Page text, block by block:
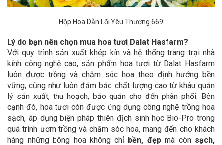
Hộp Hoa Dẫn Lối Yêu Thương 669
Lý do bạn nên chọn mua hoa tươi Dalat Hasfarm?
Với quy trình sản xuất khép kín và hệ thống trang trại nhà
kính công nghệ cao, sản phẩm hoa tươi từ Dalat Hasfarm
luôn được trồng và chăm sóc hoa theo định hướng bền
vững, cũng như luôn đảm bảo chất lượng cao từ khâu quản
lý sản xuất, thu hoạch, bảo quản cho đến phân phối. Bên
cạnh đó, hoa tươi còn được ứng dụng công nghệ trồng hoa
sạch, áp dụng biện pháp thiên địch sinh học Bio-Pro trong
quá trình ươm trồng và chăm sóc hoa, mang đến cho khách
hàng những bông hoa không chỉ bền, đẹpmà còn sạch,